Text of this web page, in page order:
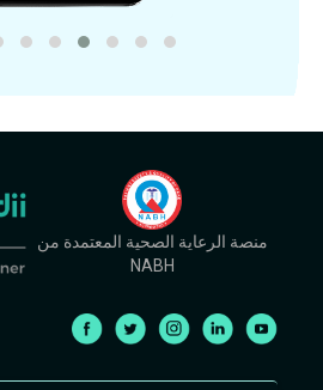
منصة الرعاية الصحية المعتمدة من
NABH